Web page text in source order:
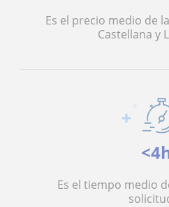
Es el precio medio de
Castellana y
Es el tiempo medio